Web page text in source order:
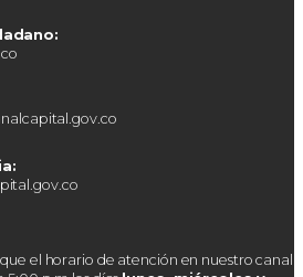
el horario de atención en nuestro canal